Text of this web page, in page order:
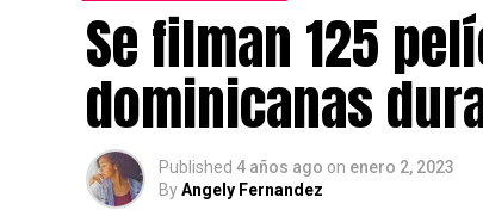
Se filman 125
dominicanas
Published 4 años ago on enero 2, 2023
ByAngely Fernandez